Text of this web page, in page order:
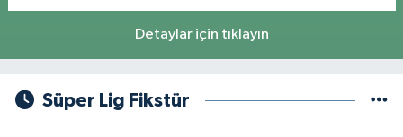
Detaylar için tıklayın
Süper Lig Fikstür